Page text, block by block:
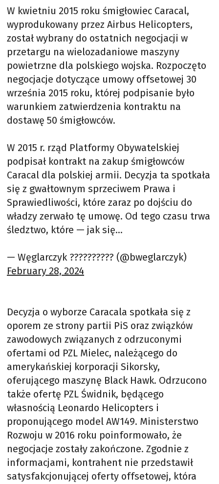
W kwietniu 2015 roku śmigłowiec Caracal,
wyprodukowany przez Airbus Helicopters,
został wybrany do ostatnich negocjacji w
przetargu na wielozadaniowe maszyny
powietrzne dla polskiego wojska. Rozpoczęto
negocjacje dotyczące umowy offsetowej 30
września 2015 roku, której podpisanie było
warunkiem zatwierdzenia kontraktu na
dostawę 50 śmigłowców.
W 2015 r. rząd Platformy Obywatelskiej
podpisał kontrakt na zakup śmigłowców
Caracal dla polskiej armii. Decyzja ta spotkała
się z gwałtownym sprzeciwem Prawa i
Sprawiedliwości, które zaraz po dojściu do
władzy zerwało tę umowę. Od tego czasu trwa
śledztwo, które — jak się…
— Węglarczyk ?????????? (@bweglarczyk)
February 28, 2024
Decyzja o wyborze Caracala spotkała się z
oporem ze strony partii PiS oraz związków
zawodowych związanych z odrzuconymi
ofertami od PZL Mielec, należącego do
amerykańskiej korporacji Sikorsky,
oferującego maszynę Black Hawk. Odrzucono
także ofertę PZL Świdnik, będącego
własnością Leonardo Helicopters i
proponującego model AW149. Ministerstwo
Rozwoju w 2016 roku poinformowało, że
negocjacje zostały zakończone. Zgodnie z
informacjami, kontrahent nie przedstawił
satysfakcjonującej oferty offsetowej, która